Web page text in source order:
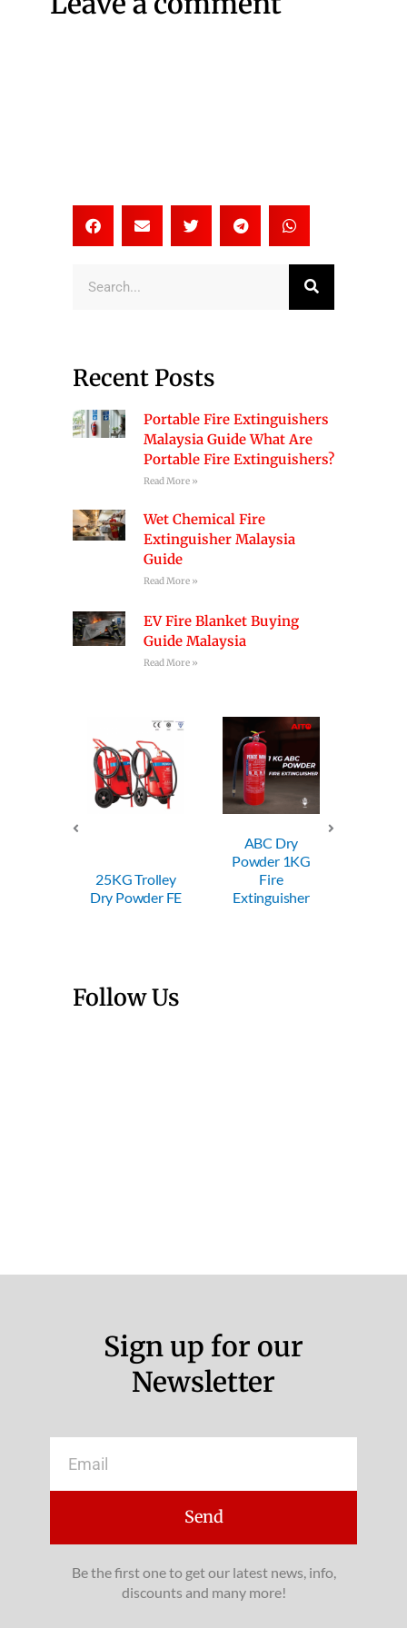
Search
Recent Posts
Portable Fire Extinguishers
Malaysia Guide What Are
Portable Fire Extinguishers?
Read More »
Wet Chemical Fire
Extinguisher Malaysia
Guide
Read More »
EV Fire Blanket Buying
Guide Malaysia
Read More »
Fire
Extinguisher
ABC Dry
Powder 2KG
Extinguisher
Follow Us
Sign up for our
Newsletter
Send
Be the first one to get our latest news, info,
discounts and many more!